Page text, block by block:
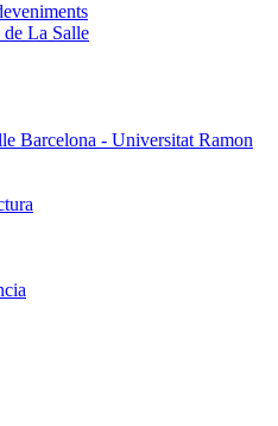
La Salle
Barcelona - Universitat Ramon